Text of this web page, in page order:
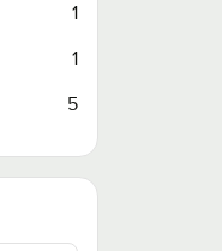
1
1
5